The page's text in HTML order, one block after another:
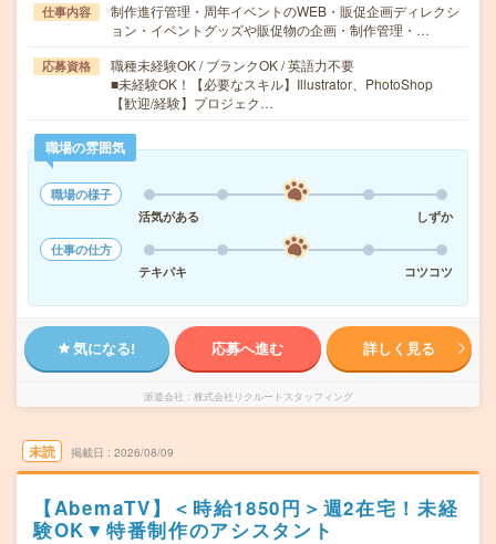
仕事内容
制作進行管理・周年イベントのWEB・販促企画ディレクシ
ョン・イベントグッズや販促物の企画・制作管理・…
応募資格
職種未経験OK / ブランクOK / 英語力不要
■未経験OK！【必要なスキル】Illustrator、PhotoShop
【歓迎/経験】プロジェク…
職場の雰囲気
職場の様子
活気がある
しずか
仕事の仕方
テキパキ
コツコツ
気になる! 応募へ進む 詳しく見る
派遣会社 株式会社リクルートスタッフィング
未読 掲載日 2026/08/09
【AbemaTV】＜時給1850円＞週2在宅！未経
験OK▼特番制作のアシスタント